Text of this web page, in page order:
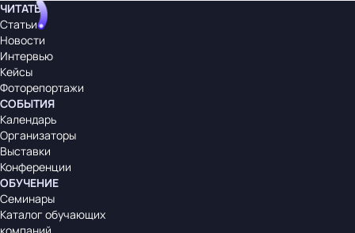
ЧИТАТЬ
Статьи
Новости
Интервью
Кейсы
Фоторепортажи
СОБЫТИЯ
Календарь
Организаторы
Выставки
Конференции
ОБУЧЕНИЕ
Семинары
Каталог обучающих